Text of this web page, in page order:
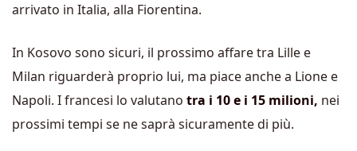
arrivato in Italia, alla Fiorentina.
In Kosovo sono sicuri, il prossimo affare tra Lille e
Milan riguarderà proprio lui, ma piace anche a Lione e
Napoli. I francesi lo valutano tra i 10 e i 15 milioni, nei
prossimi tempi se ne saprà sicuramente di più.